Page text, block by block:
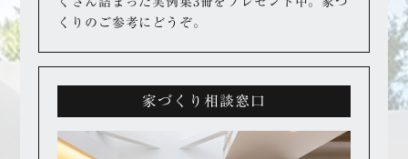
くりのご参考にどうぞ。
家づくり相談窓口